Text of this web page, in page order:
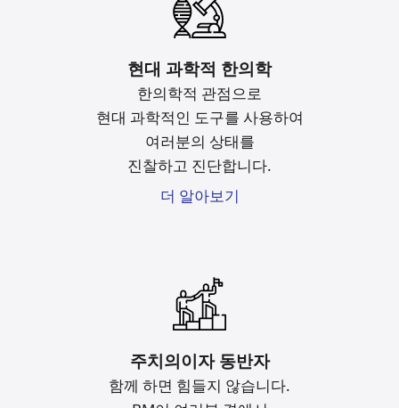
현대 과학적 한의학
한의학적 관점으로
현대 과학적인 도구를 사용하여
여러분의 상태를
진찰하고 진단합니다.
더 알아보기
주치의이자 동반자
함께 하면 힘들지 않습니다.